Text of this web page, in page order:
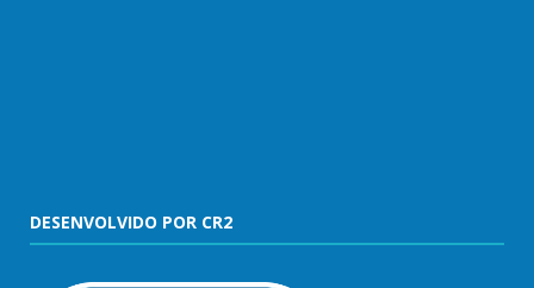
DESENVOLVIDO POR CR2